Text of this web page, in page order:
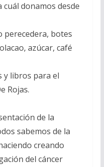
cuál donamos desde
perecedera, botes
azúcar, café
y libros para el
Rojas.
de la
sabemos de la
creando
del cáncer